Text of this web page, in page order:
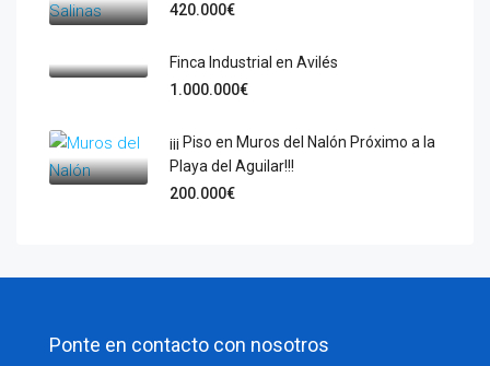
420.000€
Finca Industrial en Avilés
1.000.000€
¡¡¡ Piso en Muros del Nalón Próximo a la
Playa del Aguilar!!!
200.000€
Ponte en contacto con nosotros